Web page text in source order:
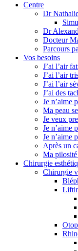
Centre
Dr
Dr
Docteur
Parcours
Vos besoins
J’ai l’air
J’ai l’air
J’ai l’air
J’ai des
Je n’aime
Ma peau
Je veux
Je n’aime
Je n’aime
Après un
Ma pilosité
Chirurgie
Chirurgie